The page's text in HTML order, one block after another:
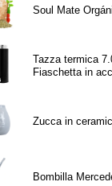
Soul Mate
Tazza termica
Fiaschetta in
Zucca in
Bombilla